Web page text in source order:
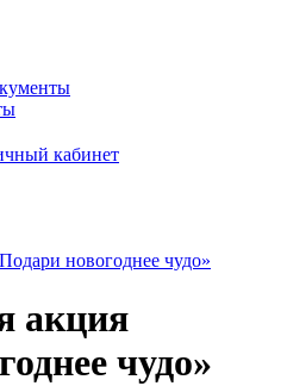
кабинет
новогоднее чудо»
акция
чудо»